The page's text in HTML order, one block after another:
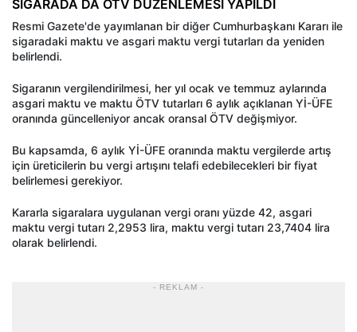
SİGARADA DA ÖTV DÜZENLEMESİ YAPILDI
Resmi Gazete'de yayımlanan bir diğer Cumhurbaşkanı Kararı ile
sigaradaki maktu ve asgari maktu vergi tutarları da yeniden
belirlendi.
Sigaranın vergilendirilmesi, her yıl ocak ve temmuz aylarında
asgari maktu ve maktu ÖTV tutarları 6 aylık açıklanan Yİ-ÜFE
oranında güncelleniyor ancak oransal ÖTV değişmiyor.
Bu kapsamda, 6 aylık Yİ-ÜFE oranında maktu vergilerde artış
için üreticilerin bu vergi artışını telafi edebilecekleri bir fiyat
belirlemesi gerekiyor.
Kararla sigaralara uygulanan vergi oranı yüzde 42, asgari
maktu vergi tutarı 2,2953 lira, maktu vergi tutarı 23,7404 lira
olarak belirlendi.
- REKLAM -